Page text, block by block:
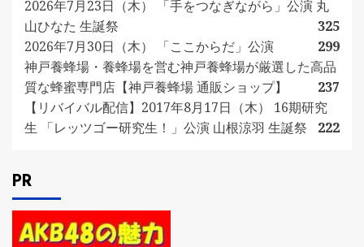
2026年7月23日（木） 「手をつなぎながら」公演 丸
山ひなた 生誕祭
325
2026年7月30日（木） 「ここからだ」公演
299
神戸養蜂場・養蜂場を営む神戸養蜂場が厳選した高品
質な蜂蜜専門店【神戸養蜂場 通販ショップ】
237
【リバイバル配信】2017年8月17日（木） 16期研究
生 「レッツゴー研究生！」公演 山根涼羽 生誕祭
222
PR